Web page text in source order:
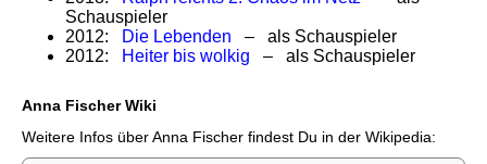
Schauspieler
2012:
Die Lebenden – als Schauspieler
2012:
Heiter bis wolkig – als Schauspieler
Anna Fischer Wiki
Weitere Infos über Anna Fischer findest Du in der Wikipedia: